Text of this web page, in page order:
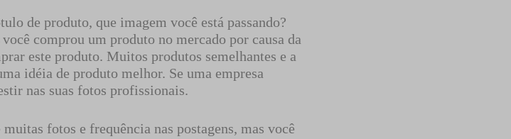
de produto, que imagem você está passando?
comprou um produto no mercado por causa da
este produto. Muitos produtos semelhantes e a
idéia de produto melhor. Se uma empresa
nas suas fotos profissionais.
fotos e frequência nas postagens, mas você